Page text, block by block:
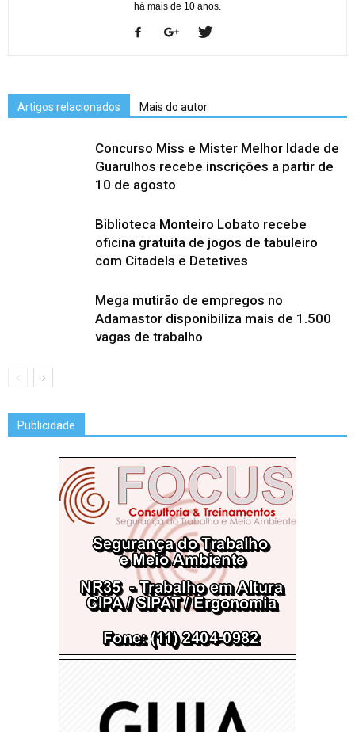
há mais de 10 anos.
Artigos relacionados Mais do autor
Concurso Miss e Mister Melhor Idade de
Guarulhos recebe inscrições a partir de
10 de agosto
Biblioteca Monteiro Lobato recebe
oficina gratuita de jogos de tabuleiro
com Citadels e Detetives
Mega mutirão de empregos no
Adamastor disponibiliza mais de 1.500
vagas de trabalho
Publicidade